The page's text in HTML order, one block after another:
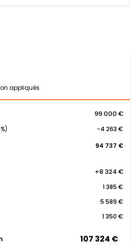
appliqués
99 000 €
-4 263 €
94 737 €
+8 324 €
1 385 €
5 589 €
1 350 €
107 324 €